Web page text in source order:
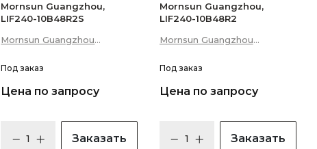
Mornsun Guangzhou,
LIF240-10B48R2S
Mornsun Guangzhou
Co., Ltd
Под заказ
Цена по запросу
Заказать
Mornsun Guangzhou,
LIF240-10B48R2
Mornsun Guangzhou
Co., Ltd
Под заказ
Цена по запросу
Заказать